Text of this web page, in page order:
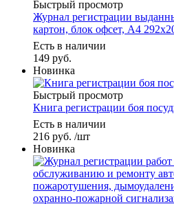
Быстрый просмотр
Журнал регистрации
картон, блок офсет, А4
Есть в наличии
149 руб.
Новинка
Быстрый просмотр
Книга регистрации боя
Есть в наличии
216 руб. /шт
Новинка